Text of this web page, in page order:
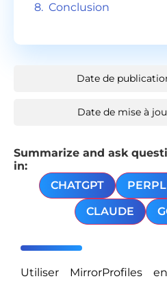
Conclusion
Date de
Date de mise à
Summarize and ask
in:
CHATGPT
CLAUDE
Utiliser MirrorProfiles